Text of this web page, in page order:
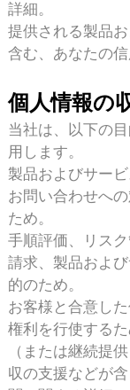
詳細。
提供される製品お
含む、あなたの信
個人情報の
当社は、以下の
用します。
製品およびサービ
お問い合わせへ
ため。
手順評価、リス
請求、製品およ
的のため。
お客様と合意し
権利を行使する
（または継続提
収の支援などが